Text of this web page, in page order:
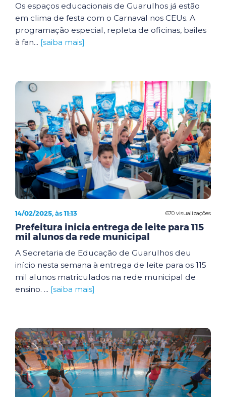
Os espaços educacionais de Guarulhos já estão
em clima de festa com o Carnaval nos CEUs. A
programação especial, repleta de oficinas, bailes
à fan... [saiba mais]
670 visualizações
14/02/2025, às 11:13
Prefeitura inicia entrega de leite para 115
mil alunos da rede municipal
A Secretaria de Educação de Guarulhos deu
início nesta semana à entrega de leite para os 115
mil alunos matriculados na rede municipal de
ensino. ... [saiba mais]